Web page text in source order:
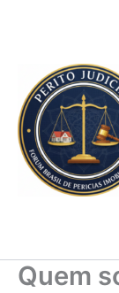
conteúdo
Quem